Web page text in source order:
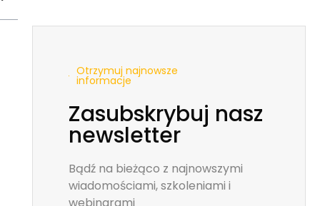
Otrzymuj najnowsze
informacje
Zasubskrybuj nasz
newsletter
Bądź na bieżąco z najnowszymi
wiadomościami, szkoleniami i